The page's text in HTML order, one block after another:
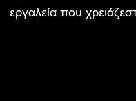
εργαλεία που